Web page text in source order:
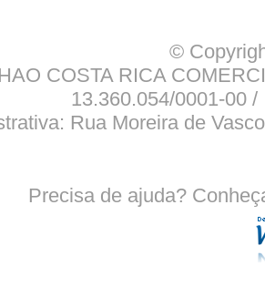
©
COSTA RICA
13.360.054/0001-00
Rua Moreira de
Precisa de ajuda?